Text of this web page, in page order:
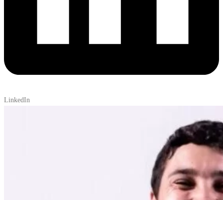
LinkedIn